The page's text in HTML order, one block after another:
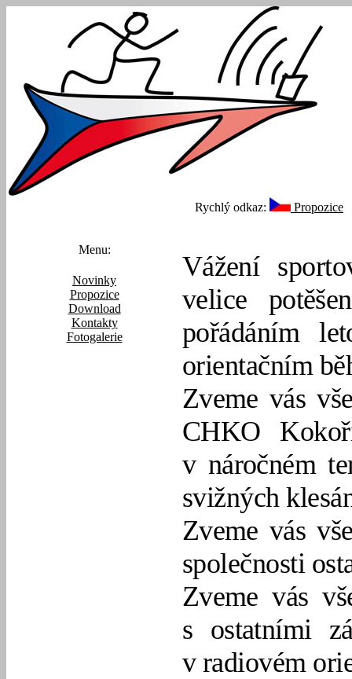
Rychlý odkaz: Propozice
Vážení
velice
pořádáním
orientačním
Zveme vás
CHKO
v náročném
svižných
Zveme vás
společnosti
Zveme vás
s ostatními
v radiovém
Menu:
Novinky
Propozice
Download
Kontakty
Fotogalerie